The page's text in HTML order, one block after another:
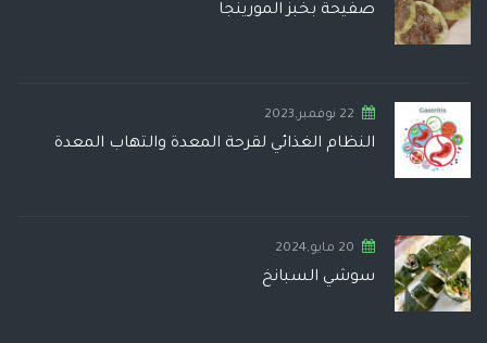
صفيحة بخبز المورينجا
22 نوفمبر,2023
النظام الغذائي لقرحة المعدة والتهاب المعدة
20 مايو,2024
سوشي السبانخ